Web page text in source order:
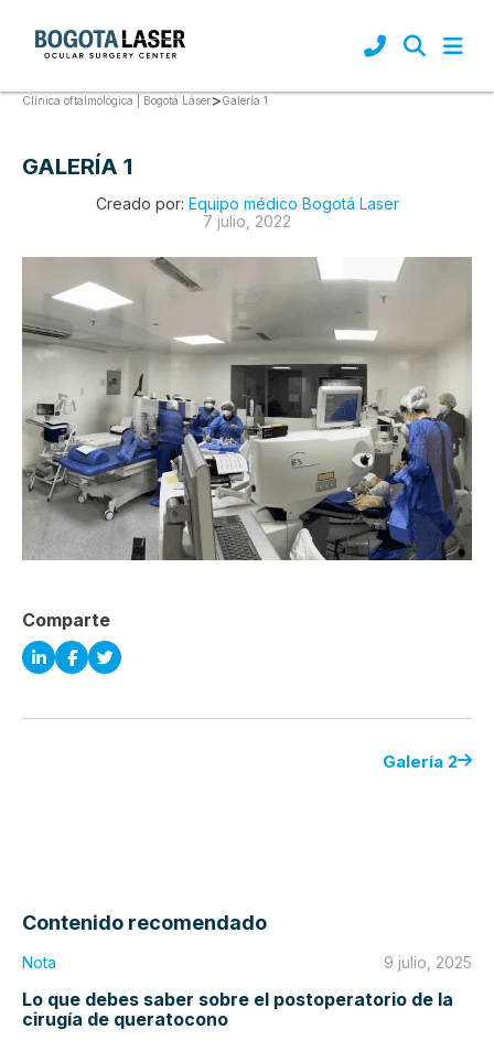
Clínica oftalmológica | Bogotá Láser>Galería 1
GALERÍA 1
Creado por: Equipo médico Bogotá Laser
7 julio, 2022
Comparte
Galería 2
Contenido recomendado
Nota 9 julio, 2025
Lo que debes saber sobre el postoperatorio de la
cirugía de queratocono